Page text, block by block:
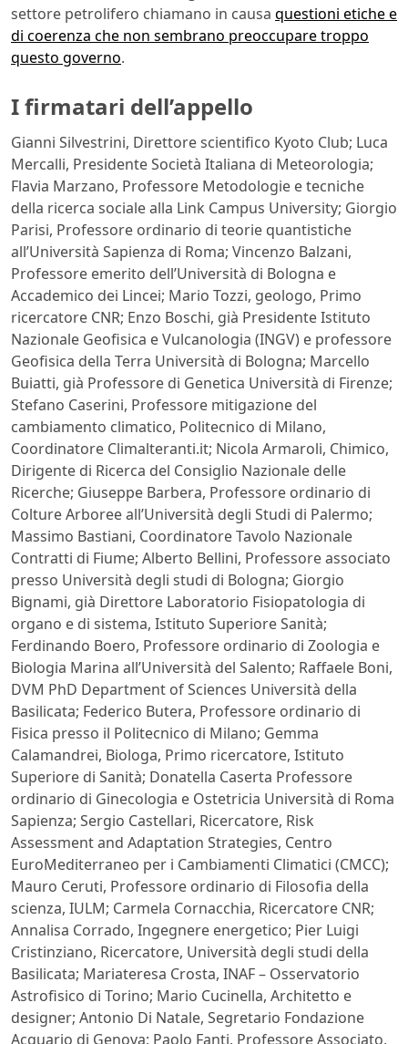
settore petrolifero chiamano in causa questioni etiche e
di coerenza che non sembrano preoccupare troppo
questo governo.
I firmatari dell’appello
Gianni Silvestrini, Direttore scientifico Kyoto Club; Luca
Mercalli, Presidente Società Italiana di Meteorologia;
Flavia Marzano, Professore Metodologie e tecniche
della ricerca sociale alla Link Campus University; Giorgio
Parisi, Professore ordinario di teorie quantistiche
all’Università Sapienza di Roma; Vincenzo Balzani,
Professore emerito dell’Università di Bologna e
Accademico dei Lincei; Mario Tozzi, geologo, Primo
ricercatore CNR; Enzo Boschi, già Presidente Istituto
Nazionale Geofisica e Vulcanologia (INGV) e professore
Geofisica della Terra Università di Bologna; Marcello
Buiatti, già Professore di Genetica Università di Firenze;
Stefano Caserini, Professore mitigazione del
cambiamento climatico, Politecnico di Milano,
Coordinatore Climalteranti.it; Nicola Armaroli, Chimico,
Dirigente di Ricerca del Consiglio Nazionale delle
Ricerche; Giuseppe Barbera, Professore ordinario di
Colture Arboree all’Università degli Studi di Palermo;
Massimo Bastiani, Coordinatore Tavolo Nazionale
Contratti di Fiume; Alberto Bellini, Professore associato
presso Università degli studi di Bologna; Giorgio
Bignami, già Direttore Laboratorio Fisiopatologia di
organo e di sistema, Istituto Superiore Sanità;
Ferdinando Boero, Professore ordinario di Zoologia e
Biologia Marina all’Università del Salento; Raffaele Boni,
DVM PhD Department of Sciences Università della
Basilicata; Federico Butera, Professore ordinario di
Fisica presso il Politecnico di Milano; Gemma
Calamandrei, Biologa, Primo ricercatore, Istituto
Superiore di Sanità; Donatella Caserta Professore
ordinario di Ginecologia e Ostetricia Università di Roma
Sapienza; Sergio Castellari, Ricercatore, Risk
Assessment and Adaptation Strategies, Centro
EuroMediterraneo per i Cambiamenti Climatici (CMCC);
Mauro Ceruti, Professore ordinario di Filosofia della
scienza, IULM; Carmela Cornacchia, Ricercatore CNR;
Annalisa Corrado, Ingegnere energetico; Pier Luigi
Cristinziano, Ricercatore, Università degli studi della
Basilicata; Mariateresa Crosta, INAF – Osservatorio
Astrofisico di Torino; Mario Cucinella, Architetto e
designer; Antonio Di Natale, Segretario Fondazione
Acquario di Genova; Paolo Fanti, Professore Associato,